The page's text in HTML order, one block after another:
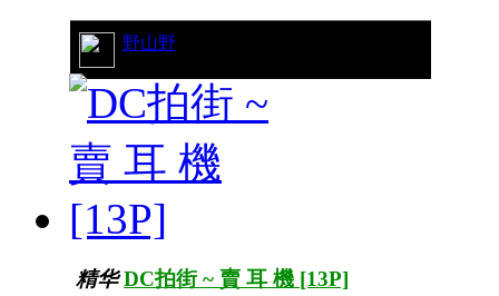
野山野
精华 DC拍街 ~ 賣 耳 機 [13P]